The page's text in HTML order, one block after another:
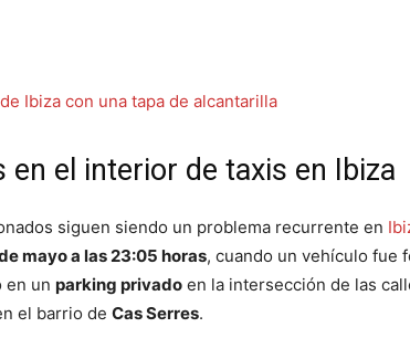
en el interior de taxis en Ibiza
siguen siendo un problema recurrente en
mayo a las 23:05 horas, cuando un vehículo fue
en un parking privado en la intersección de las
el barrio de Cas Serres.